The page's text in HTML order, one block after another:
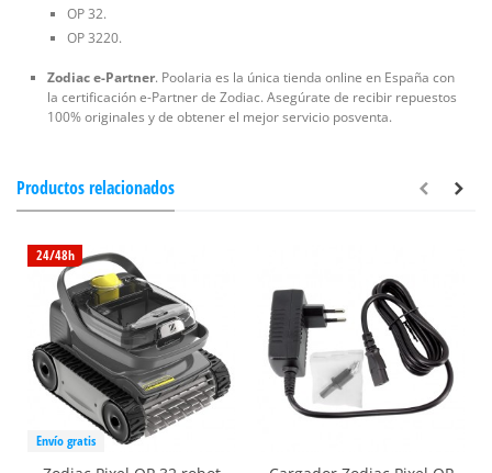
OP 32.
OP 3220.
Zodiac e-Partner. Poolaria es la única tienda online en España con
la certificación e-Partner de Zodiac. Asegúrate de recibir repuestos
100% originales y de obtener el mejor servicio posventa.
Productos relacionados
24/48h
Envío gratis